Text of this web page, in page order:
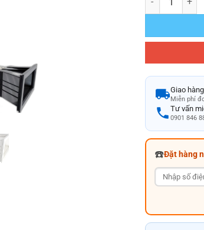
Giao
Miễn phí
Tư vấn
0901 846
☎️Đặt hàng